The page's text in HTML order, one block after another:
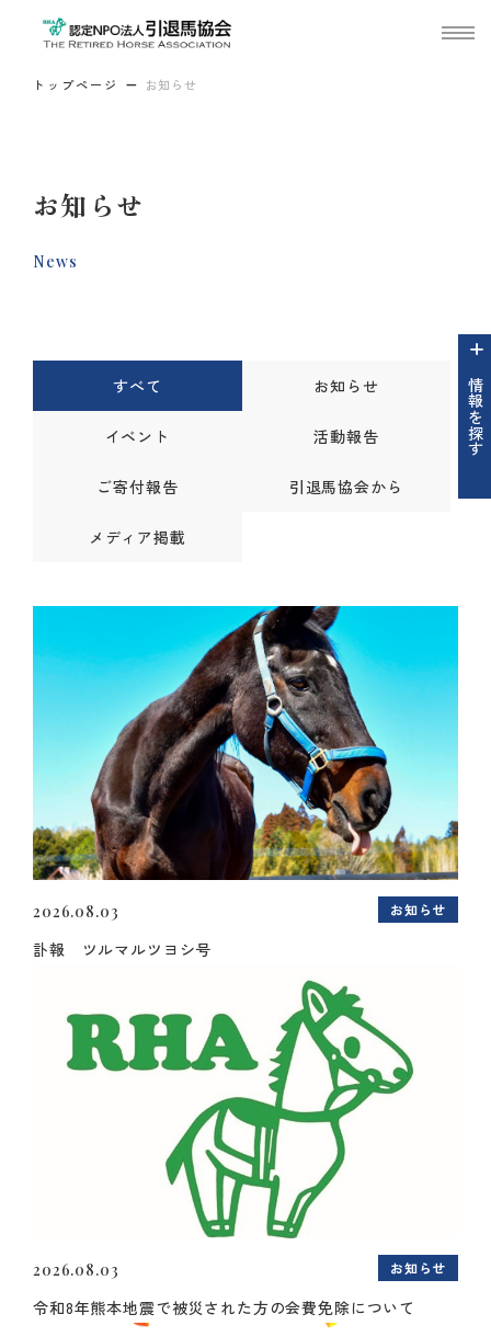
トップページ お知らせ
お知らせ
News
情報を探す
すべて お知らせ
イベント 活動報告
ご寄付報告 引退馬協会から
メディア掲載
2026.08.03 お知らせ
訃報 ツルマルツヨシ号
2026.08.03 お知らせ
令和8年熊本地震で被災された方の会費免除について